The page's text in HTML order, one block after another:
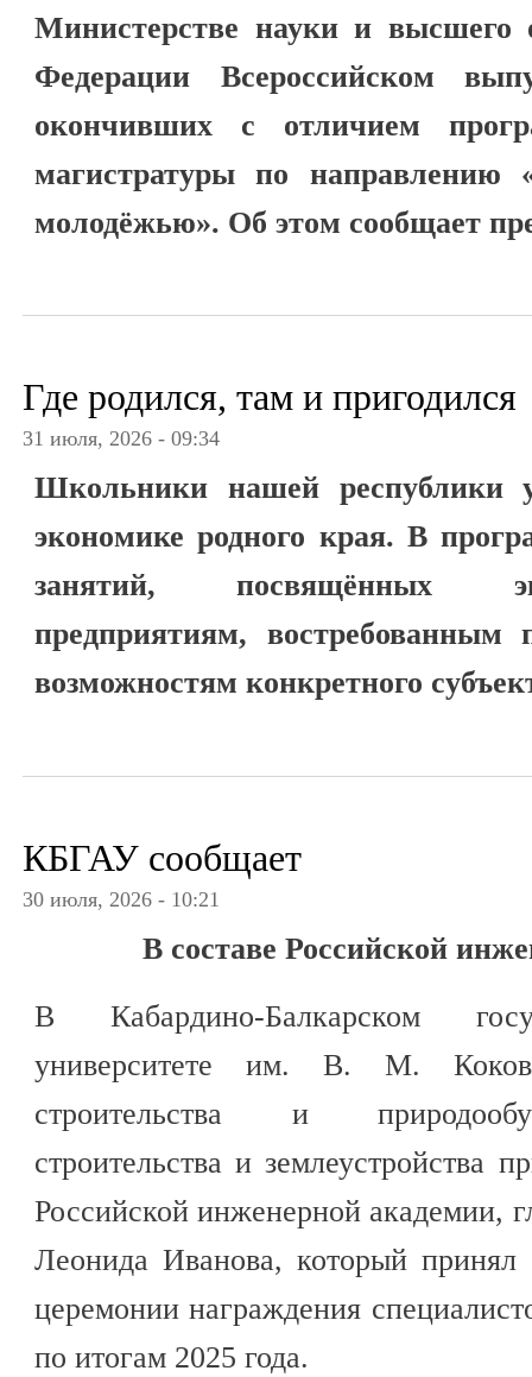
Министерстве науки и высшего
Федерации Всероссийском
окончивших с отличием
магистратуры по направлению
молодёжью». Об этом сообщает
Где родился, там и пригодился
31 июля, 2026 - 09:34
Школьники нашей республики
экономике родного края. В
занятий, посвящённых
предприятиям, востребованным
возможностям конкретного
КБГАУ сообщает
30 июля, 2026 - 10:21
В составе Российской
В Кабардино-Балкарском
университете им. В. М.
строительства и
строительства и землеустройства
Российской инженерной академии,
Леонида Иванова, который принял
церемонии награждения
по итогам 2025 года.